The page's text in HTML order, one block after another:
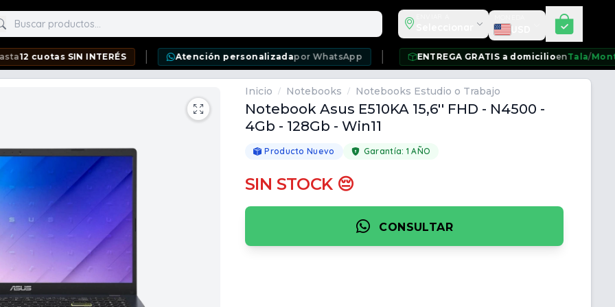
productos Seleccionar moneda
USD
SIN INTERÉS Atención personalizadapor WhatsApp ENTREGA GRATIS a domicilioenTala Montevideo/
Inicio / Notebooks / Notebooks Estudio o Trabajo
Notebook Asus E510KA 15,6'' FHD - N4500 -
4Gb - 128Gb - Win11
Producto Nuevo Garantía: 1 AÑO
SIN STOCK 😔
CONSULTAR